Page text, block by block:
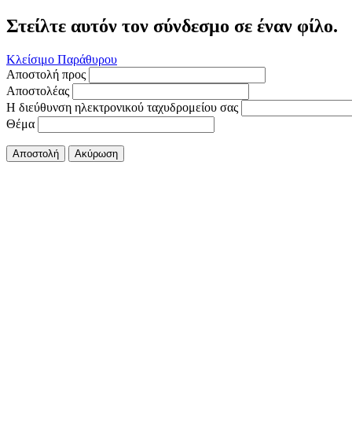
Στείλτε αυτόν τον σύνδεσμο σε έναν φίλο.
Κλείσιμο Παράθυρου
Αποστολή προς
Αποστολέας
Η διεύθυνση ηλεκτρονικού ταχυδρομείου σας
Θέμα
Αποστολή Ακύρωση